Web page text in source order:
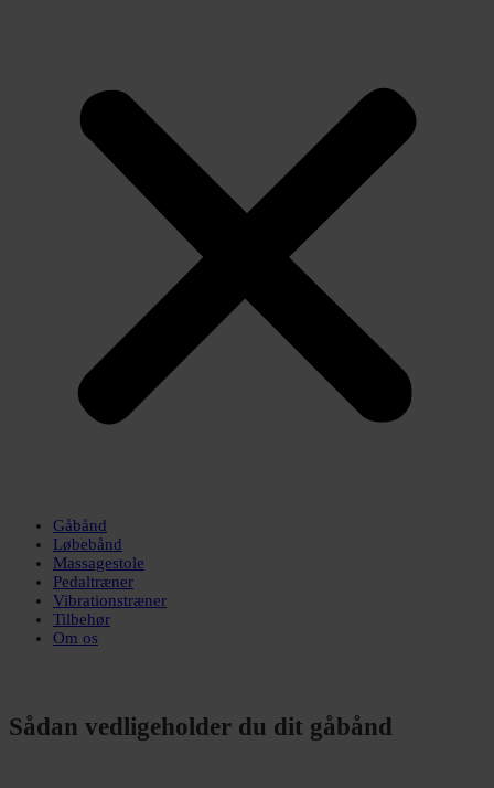
Gåbånd
Løbebånd
Massagestole
Pedaltræner
Vibrationstræner
Tilbehør
Om os
Sådan vedligeholder du dit gåbånd